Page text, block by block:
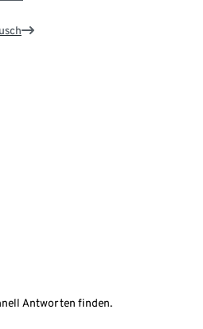
Antworten finden.